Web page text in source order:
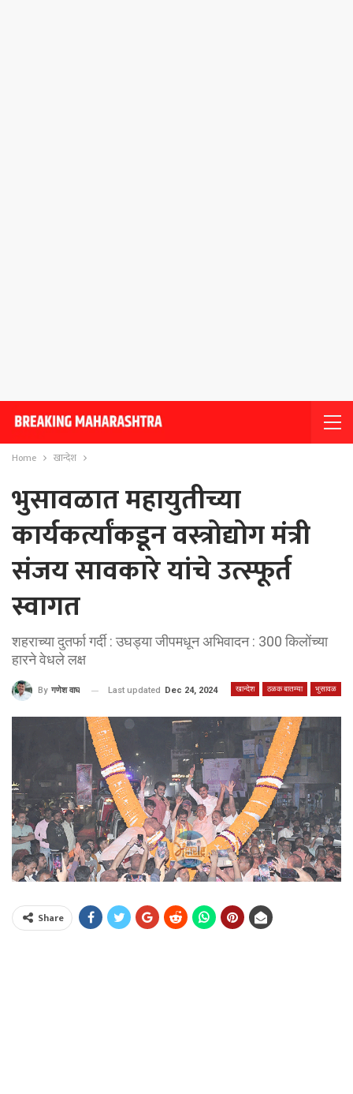
Home खान्देश
भुसावळात महायुतीच्या
कार्यकर्त्यांकडून वस्त्रोद्योग मंत्री
संजय सावकारे यांचे उत्स्फूर्त
स्वागत
शहराच्या दुतर्फा गर्दी : उघड्या जीपमधून अभिवादन : 300 किलोंच्या
हारने वेधले लक्ष
खान्देश ठळक बातम्या भुसावळ
By गणेश वाघ Last updated Dec 24, 2024
Share